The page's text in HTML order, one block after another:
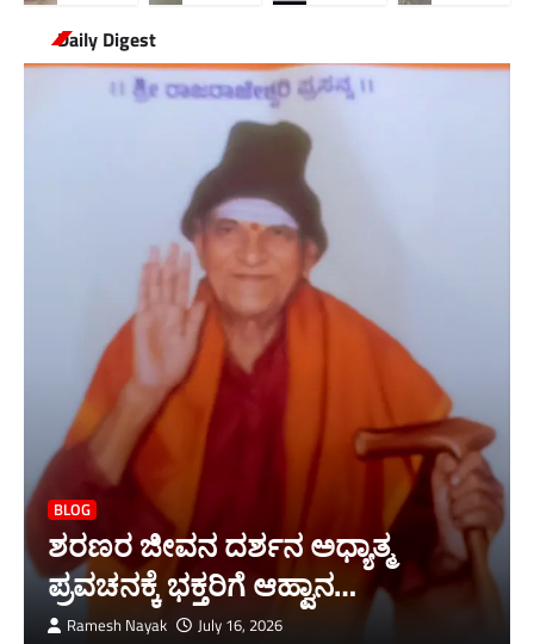
Daily Digest
BLOG
ಶರಣರ ಜೀವನ ದರ್ಶನ ಅಧ್ಯಾತ್ಮ
ಪ್ರವಚನಕ್ಕೆ ಭಕ್ತರಿಗೆ ಆಹ್ವಾನ…
Ramesh Nayak July 16, 2026